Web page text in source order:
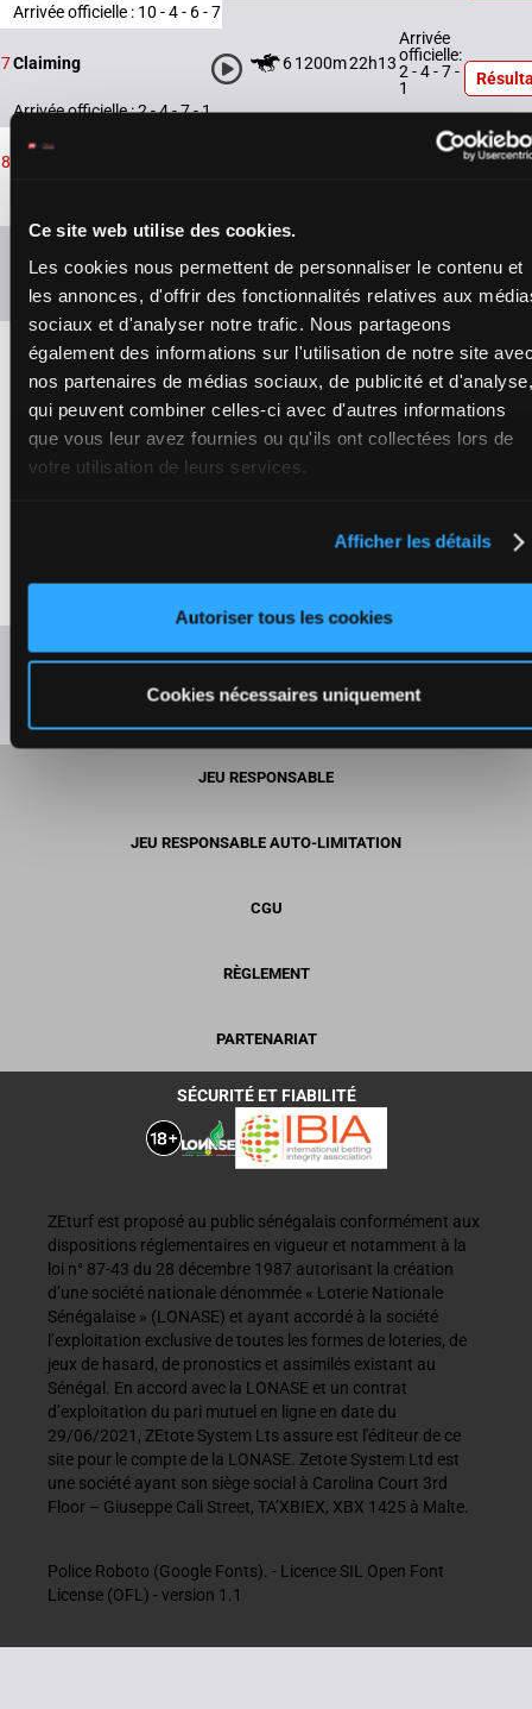
Ce site web utilise des cookies.
Les cookies nous permettent de personnaliser le contenu et
les annonces, d'offrir des fonctionnalités relatives aux
sociaux et d'analyser notre trafic. Nous partageons
également des informations sur l'utilisation de notre site
nos partenaires de médias sociaux, de publicité et d'analyse,
qui peuvent combiner celles-ci avec d'autres informations
que vous leur avez fournies ou qu'ils ont collectées lors de
votre utilisation de leurs services.
Afficher les détails
Autoriser tous les cookies
Cookies nécessaires uniquement
Arrivée officielle : 10 - 4 - 6 - 7
7Claiming 61200m22h13
Arrivée
officielle:
2 - 4 - 7 -
1
Arrivée officielle : 2 - 4 - 7 - 1
8
Arrivée
officielle:
Présence de chevaux favoris
FINGER
LAKES
8
Claiming
6FOCUS POCUSLa pouliche entraînée par Assaf Ronen
avait besoin de sa course de rentrée le 10 juillet à
va lui donner le bon parcours. Un pari solide pour les Ze's
JEU RESPONSABLE
JEU RESPONSABLE AUTO-LIMITATION
CGU
RÈGLEMENT
PARTENARIAT
SÉCURITÉ ET FIABILITÉ
ZEturf est proposé au public sénégalais conformément aux
dispositions réglementaires en vigueur et notamment à la
loi n° 87-43 du 28 décembre 1987 autorisant la création
d’une société nationale dénommée « Loterie Nationale
Sénégalaise » (LONASE) et ayant accordé à la société
l’exploitation exclusive de toutes les formes de loteries, de
jeux de hasard, de pronostics et assimilés existant au
Sénégal. En accord avec la LONASE et un contrat
d’exploitation du pari mutuel en ligne en date du
29/06/2021, ZEtote System Lts assure est l'éditeur de ce
site pour le compte de la LONASE. Zetote System Ltd est
une société ayant son siège social à Carolina Court 3rd
Floor – Giuseppe Cali Street, TA’XBIEX, XBX 1425 à Malte.
Police Roboto (Google Fonts). - Licence SIL Open Font
License (OFL) - version 1.1